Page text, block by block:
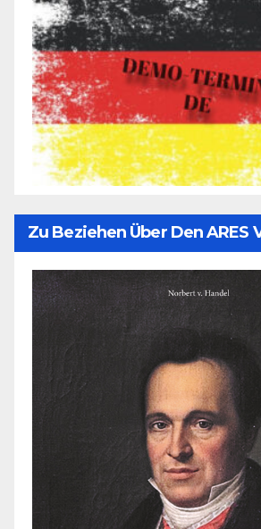
Zu Beziehen Über Den ARES